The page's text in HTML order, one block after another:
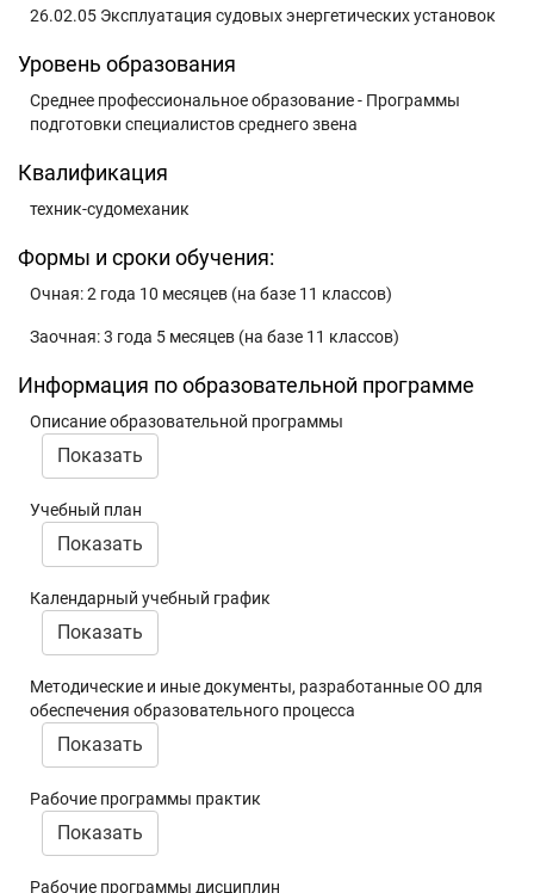
26.02.05 Эксплуатация судовых энергетических установок
Уровень образования
Среднее профессиональное образование - Программы
подготовки специалистов среднего звена
Квалификация
техник-судомеханик
Формы и сроки обучения:
Очная: 2 года 10 месяцев (на базе 11 классов)
Заочная: 3 года 5 месяцев (на базе 11 классов)
Информация по образовательной программе
Описание образовательной программы
Показать
Учебный план
Показать
Календарный учебный график
Показать
Методические и иные документы, разработанные ОО для
обеспечения образовательного процесса
Показать
Рабочие программы практик
Показать
Рабочие программы дисциплин